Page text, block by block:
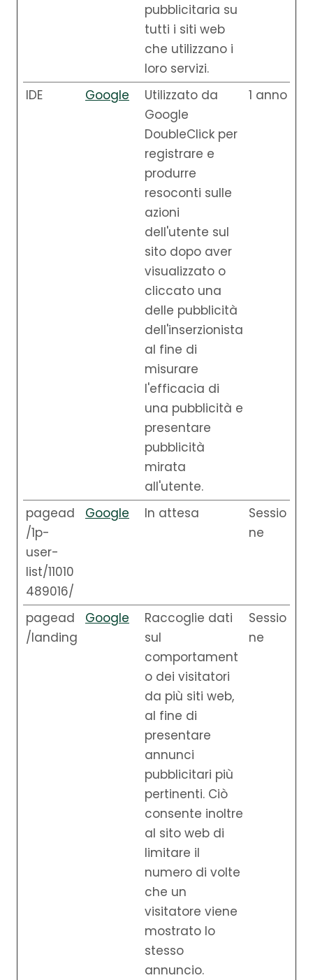
pubblicitaria su
tutti i siti web
che utilizzano i
loro servizi.
IDE
Google
Utilizzato da
Google
DoubleClick per
registrare e
produrre
resoconti sulle
azioni
dell'utente sul
sito dopo aver
visualizzato o
cliccato una
delle pubblicità
dell'inserzionista
al fine di
misurare
l'efficacia di
una pubblicità e
presentare
pubblicità
mirata
all'utente.
1 anno
pagead
/1p-
user-
list/11010
489016/
Google In attesa
Sessio
ne
pagead
/landing
Google
Raccoglie dati
sul
comportament
o dei visitatori
da più siti web,
al fine di
presentare
annunci
pubblicitari più
pertinenti. Ciò
consente inoltre
al sito web di
limitare il
numero di volte
che un
visitatore viene
mostrato lo
stesso
annuncio.
Sessio
ne